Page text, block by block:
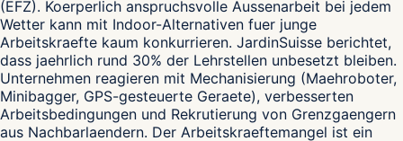
(EFZ). Koerperlich anspruchsvolle Aussenarbeit bei jedem
Wetter kann mit Indoor-Alternativen fuer junge
Arbeitskraefte kaum konkurrieren. JardinSuisse berichtet,
dass jaehrlich rund 30% der Lehrstellen unbesetzt bleiben.
Unternehmen reagieren mit Mechanisierung (Maehroboter,
Minibagger, GPS-gesteuerte Geraete), verbesserten
Arbeitsbedingungen und Rekrutierung von Grenzgaengern
aus Nachbarlaendern. Der Arbeitskraeftemangel ist ein